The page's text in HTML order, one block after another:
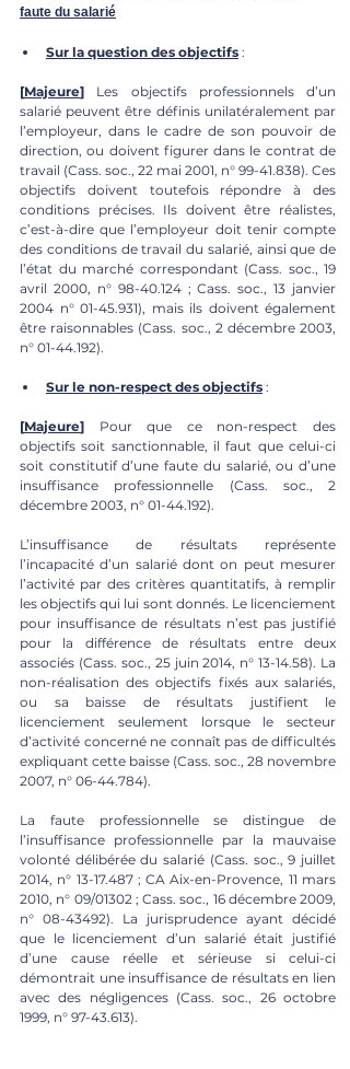
faute du salarié
Sur la question des objectifs :
[Majeure] Les objectifs professionnels d’un
salarié peuvent être définis unilatéralement par
l’employeur, dans le cadre de son pouvoir de
direction, ou doivent figurer dans le contrat de
travail (Cass. soc., 22 mai 2001, n° 99-41.838). Ces
objectifs doivent toutefois répondre à des
conditions précises. Ils doivent être réalistes,
c’est-à-dire que l’employeur doit tenir compte
des conditions de travail du salarié, ainsi que de
l’état du marché correspondant (Cass. soc., 19
avril 2000, n° 98-40.124 ; Cass. soc., 13 janvier
2004 n° 01-45.931), mais ils doivent également
être raisonnables (Cass. soc., 2 décembre 2003,
n° 01-44.192).
Sur le non-respect des objectifs :
[Majeure] Pour que ce non-respect des
objectifs soit sanctionnable, il faut que celui-ci
soit constitutif d’une faute du salarié, ou d’une
insuffisance professionnelle (Cass. soc., 2
décembre 2003, n° 01-44.192).
L’insuffisance de résultats représente
l’incapacité d’un salarié dont on peut mesurer
l’activité par des critères quantitatifs, à remplir
les objectifs qui lui sont donnés. Le licenciement
pour insuffisance de résultats n’est pas justifié
pour la différence de résultats entre deux
associés (Cass. soc., 25 juin 2014, n° 13-14.58). La
non-réalisation des objectifs fixés aux salariés,
ou sa baisse de résultats justifient le
licenciement seulement lorsque le secteur
d’activité concerné ne connaît pas de difficultés
expliquant cette baisse (Cass. soc., 28 novembre
2007, n° 06-44.784).
La faute professionnelle se distingue de
l’insuffisance professionnelle par la mauvaise
volonté délibérée du salarié (Cass. soc., 9 juillet
2014, n° 13-17.487 ; CA Aix-en-Provence, 11 mars
2010, n° 09/01302 ; Cass. soc., 16 décembre 2009,
n° 08-43492). La jurisprudence ayant décidé
que le licenciement d’un salarié était justifié
d’une cause réelle et sérieuse si celui-ci
démontrait une insuffisance de résultats en lien
avec des négligences (Cass. soc., 26 octobre
1999, n° 97-43.613).